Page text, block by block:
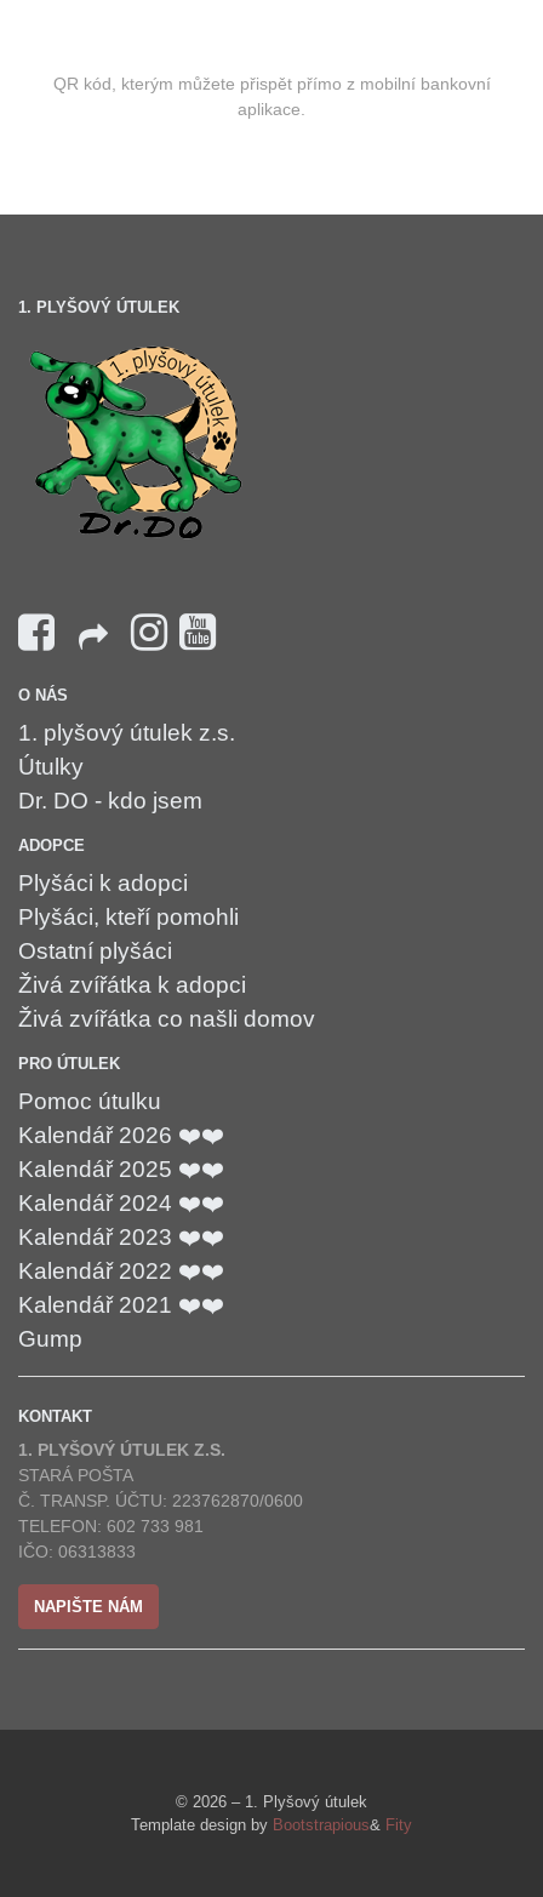
QR kód, kterým můžete přispět přímo z mobilní bankovní
aplikace.
1. PLYŠOVÝ ÚTULEK
O NÁS
1. plyšový útulek z.s.
Útulky
Dr. DO - kdo jsem
ADOPCE
Plyšáci k adopci
Plyšáci, kteří pomohli
Ostatní plyšáci
Živá zvířátka k adopci
Živá zvířátka co našli domov
PRO ÚTULEK
Pomoc útulku
Kalendář 2026 ❤️❤️
Kalendář 2025 ❤️❤️
Kalendář 2024 ❤️❤️
Kalendář 2023 ❤️❤️
Kalendář 2022 ❤️❤️
Kalendář 2021 ❤️❤️
Gump
KONTAKT
1. PLYŠOVÝ ÚTULEK Z.S.
STARÁ POŠTA
Č. TRANSP. ÚČTU: 223762870/0600
TELEFON: 602 733 981
IČO: 06313833
NAPIŠTE NÁM
© 2026 – 1. Plyšový útulek
Template design by Bootstrapious& Fity